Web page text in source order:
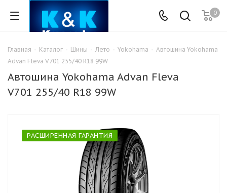
0
Главная - Каталог - Шины - Лето - Yokohama - Автошина Yokohama
Advan Fleva V701 255/40 R18 99W
Автошина Yokohama Advan Fleva
V701 255/40 R18 99W
РАСШИРЕННАЯ ГАРАНТИЯ